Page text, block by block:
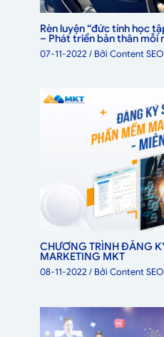
Rèn luyện “đức tính học
– Phát triển bản thân mỗi
07-11-2022/ BởiContent SEO
CHƯƠNG TRÌNH ĐĂNG
MARKETING MKT
08-11-2022/ BởiContent SEO